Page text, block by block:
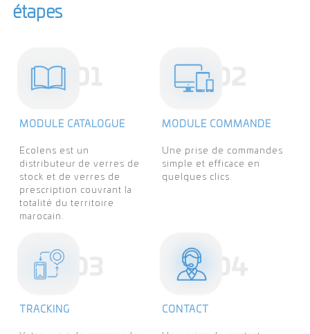
étapes
MODULE CATALOGUE
Ecolens est un
distributeur de verres de
stock et de verres de
prescription couvrant la
totalité du territoire
marocain.
MODULE COMMANDE
Une prise de commandes
simple et efficace en
quelques clics.
TRACKING CONTACT